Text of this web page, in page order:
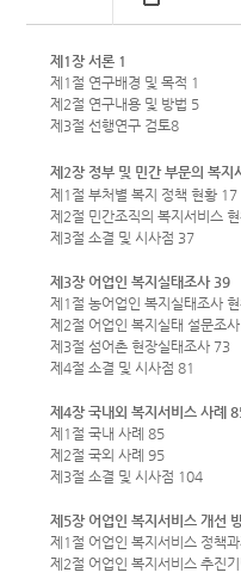
제1장 서론 1
제1절 연구배경 및 목적 1
제2절 연구내용 및 방법 5
제3절 선행연구 검토8
제2장 정부 및 민간 부문의 복지
제1절 부처별 복지 정책 현황 17
제2절 민간조직의 복지서비스
제3절 소결 및 시사점 37
제3장 어업인 복지실태조사 39
제1절 농어업인 복지실태조사
제2절 어업인 복지실태 설문조
제3절 섬어촌 현장실태조사 73
제4절 소결 및 시사점 81
제4장 국내외 복지서비스 사례
제1절 국내 사례 85
제2절 국외 사례 95
제3절 소결 및 시사점 104
제5장 어업인 복지서비스 개선
제1절 어업인 복지서비스 정책
제2절 어업인 복지서비스 추진